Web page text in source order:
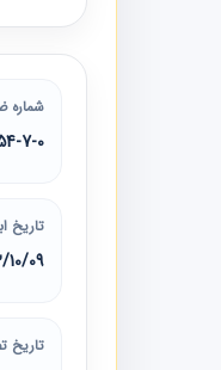
شماره
0-FA
تاریخ
10/09
تاریخ